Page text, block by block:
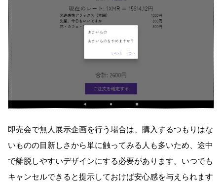
即売会で無人展示企画を行う場合は、購入するつもりはな
いものの目新しさから単に触ってみる人も多いため、途中
で離脱しやすいデザインにする必要があります。いつでも
キャンセルできると提示しておけば安心感を与えられます